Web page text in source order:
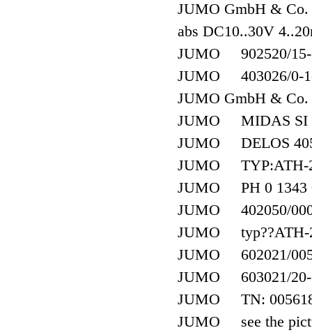
JUMO GmbH & Co.
abs DC10..30V
JUMO 902520/15-
JUMO 403026/0-1-
JUMO GmbH & Co.
JUMO MIDAS SI
JUMO DELOS
JUMO TYP:ATH-2
JUMO PH 0 1343
JUMO 402050/000
JUMO typ??ATH-
JUMO 602021/
JUMO 603021/20-
JUMO TN:
JUMO see the